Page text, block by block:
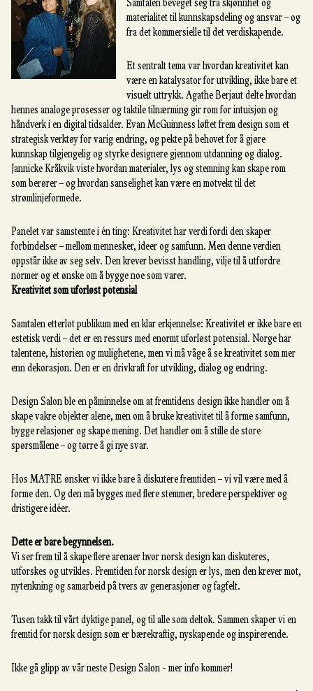
Samtalen beveget seg fra skjønnhet og
materialitet til kunnskapsdeling og ansvar – og
fra det kommersielle til det verdiskapende.
Et sentralt tema var hvordan kreativitet kan
være en katalysator for utvikling, ikke bare et
visuelt uttrykk. Agathe Berjaut delte hvordan
hennes analoge prosesser og taktile tilnærming gir rom for intuisjon og
håndverk i en digital tidsalder. Evan McGuinness løftet frem design som et
strategisk verktøy for varig endring, og pekte på behovet for å gjøre
kunnskap tilgjengelig og styrke designere gjennom utdanning og dialog.
Jannicke Kråkvik viste hvordan materialer, lys og stemning kan skape rom
som berører – og hvordan sanselighet kan være en motvekt til det
strømlinjeformede.
Panelet var samstemte i én ting: Kreativitet har verdi fordi den skaper
forbindelser – mellom mennesker, ideer og samfunn. Men denne verdien
oppstår ikke av seg selv. Den krever bevisst handling, vilje til å utfordre
normer og et ønske om å bygge noe som varer.
Kreativitet som uforløst potensial
Samtalen etterlot publikum med en klar erkjennelse: Kreativitet er ikke bare en
estetisk verdi – det er en ressurs med enormt uforløst potensial. Norge har
talentene, historien og mulighetene, men vi må våge å se kreativitet som mer
enn dekorasjon. Den er en drivkraft for utvikling, dialog og endring.
Design Salon ble en påminnelse om at fremtidens design ikke handler om å
skape vakre objekter alene, men om å bruke kreativitet til å forme samfunn,
bygge relasjoner og skape mening. Det handler om å stille de store
spørsmålene – og tørre å gi nye svar.
Hos MATRE ønsker vi ikke bare å diskutere fremtiden – vi vil være med å
forme den. Og den må bygges med flere stemmer, bredere perspektiver og
dristigere idéer.
Dette er bare begynnelsen.
Vi ser frem til å skape flere arenaer hvor norsk design kan diskuteres,
utforskes og utvikles. Fremtiden for norsk design er lys, men den krever mot,
nytenkning og samarbeid på tvers av generasjoner og fagfelt.
Tusen takk til vårt dyktige panel, og til alle som deltok. Sammen skaper vi en
fremtid for norsk design som er bærekraftig, nyskapende og inspirerende.
Ikke gå glipp av vår neste Design Salon - mer info kommer!